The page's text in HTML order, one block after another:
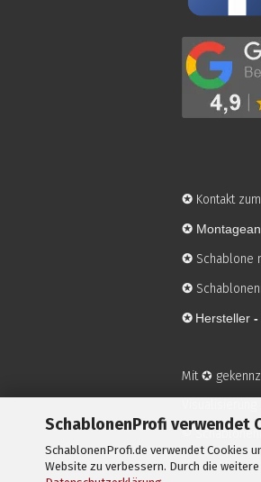
SchablonenProfi verwendet
SchablonenProfi.de verwendet Cookies
Website zu verbessern. Durch die
✪ Kontakt
✪
✪ Schablone
✪
✪ Hersteller -
Mit ✪
©